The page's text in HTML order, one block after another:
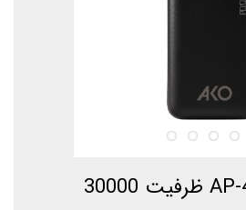
پاوربانک آکو مدل AP-4 ظرفیت 30000